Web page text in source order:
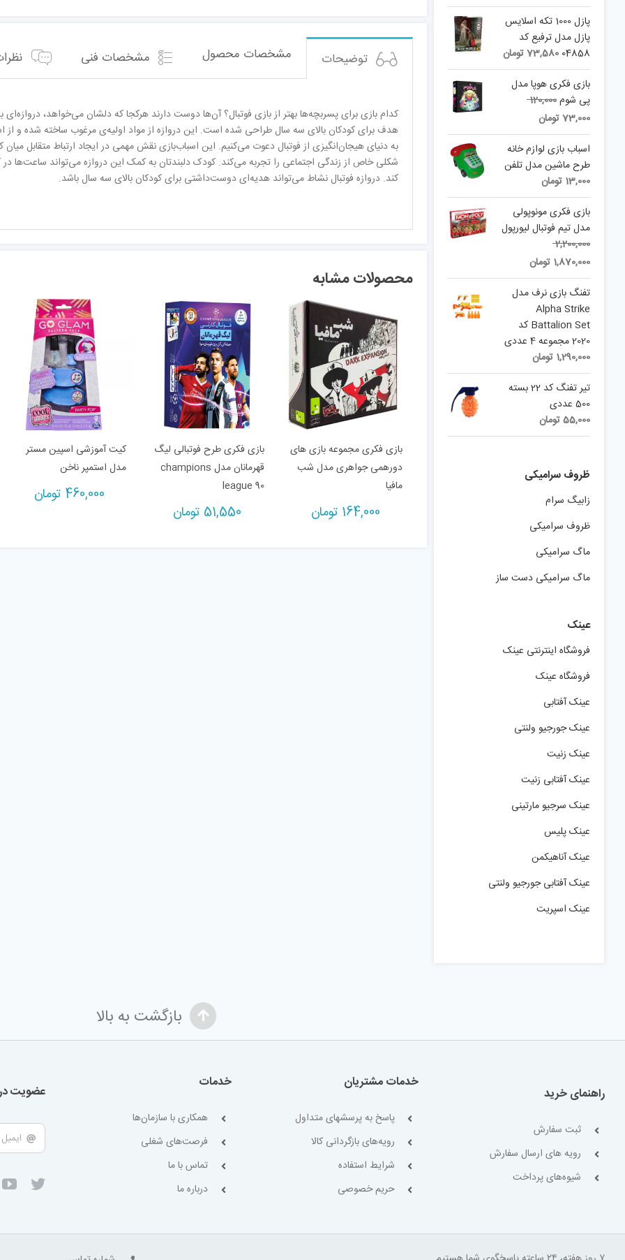
توضیحات مشخصات محصول مشخصات فنی
کدام بازی برای پسربچه‌ها بهتر از بازی فوتبال؟ آن‌ها دوست‌ دارند هرکجا که دلشان می‌خواهد،
هدف برای کودکان بالای سه سال طراحی شده است. این دروازه از مواد اولیه‌ی مرغوب ساخته ‌شده و
به دنیای هیجان‌انگیزی از فوتبال دعوت می‌کنیم. این اسباب‌بازی نقش مهمی در ایجاد ارتباط متقابل
شکلی خاص از زندگی اجتماعی را تجربه می‌کند. کودک دلبندتان به کمک این دروازه می‌تواند ساعت‌ها
کند. دروازه فوتبال نشاط می‌تواند هدیه‌ای دوست‌داشتی برای کودکان بالای سه سال باشد.
محصولات مشابه
بازی فکری مجموعه بازی های
دورهمی جواهری مدل شب
مافیا
164,000 تومان
بازی فکری طرح فوتبالی لیگ
قهرمانان مدل champions
league 90
51,550 تومان
کیت آموزشی اسپین مستر
مدل استمپر ناخن
460,000 تومان
پازل 1000 تکه اسلايس
پازل مدل ترفیع کد
04858
73,580تومان
بازی فکری هوپا مدل
پی شوم120,000
Original
was:
120,000 تومان.
73,000تومان
price
is:
73,000 تومان.
اسباب بازی لوازم خانه
طرح ماشین مدل تلفن
13,000 تومان
بازی فکری مونوپولی
مدل تیم فوتبال لیورپول
2,200,000
Original
price
was:
2,200,000 تومان.
1,870,000 تومان
price
is:
تفنگ بازی نرف مدل
Alpha Strike
Battalion Set کد
2020 مجموعه 4 عددی
1,290,000 تومان
تیر تفنگ کد 22 بسته
500 عددی
55,000تومان
ظروف سرامیکی
زابیگ سرام
ظروف سرامیکی
ماگ سرامیکی
ماگ سرامیکی دست ساز
عینک
فروشگاه اینترنتی عینک
فروشگاه عینک
عینک آفتابی
عینک جورجیو ولنتی
عینک زنیت
عینک آفتابی زنیت
عینک سرجیو مارتینی
عینک پلیس
عینک آناهیکمن
عینک آفتابی جورجیو ولنتی
عینک اسپریت
بازگشت به بالا
راهنمای خرید
ثبت سفارش
رویه های ارسال سفارش
شیوه‌های پرداخت
خدمات مشتریان
پاسخ به پرسشهای متداول
رویه‌های بازگردانی کالا
شرایط استفاده
حریم خصوصی
خدمات
همکاری با سازمان‌ها
فرصت‌های شغلی
تماس با ما
درباره ما
عضویت در